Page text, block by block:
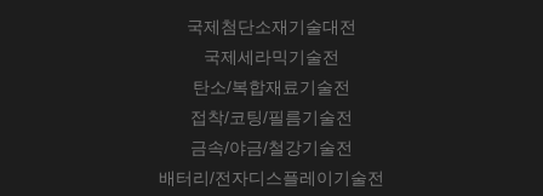
국제첨단소재기술대전
국제세라믹기술전
탄소/복합재료기술전
접착/코팅/필름기술전
금속/야금/철강기술전
배터리/전자디스플레이기술전